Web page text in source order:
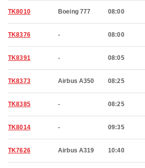
TK8010 Boeing 777 08:00
TK8376 - 08:00
TK8391 - 08:05
TK8373 Airbus A350 08:25
TK8385 - 08:25
TK8014 - 09:35
TK7626 Airbus A319 10:40